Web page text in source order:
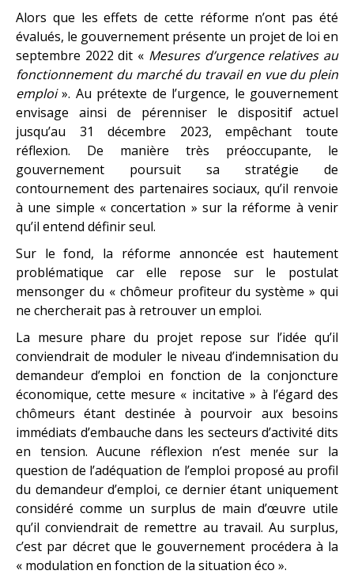
Alors que les effets de cette réforme n’ont pas été
évalués, le gouvernement présente un projet de loi en
septembre 2022 dit « Mesures d’urgence relatives au
fonctionnement du marché du travail en vue du plein
emploi». Au prétexte de l’urgence, le gouvernement
envisage ainsi de pérenniser le dispositif actuel
jusqu’au 31 décembre 2023, empêchant toute
réflexion. De manière très préoccupante, le
gouvernement poursuit sa stratégie de
contournement des partenaires sociaux, qu’il renvoie
à une simple « concertation » sur la réforme à venir
qu’il entend définir seul.
Sur le fond, la réforme annoncée est hautement
problématique car elle repose sur le postulat
mensonger du « chômeur profiteur du système » qui
ne chercherait pas à retrouver un emploi.
La mesure phare du projet repose sur l’idée qu’il
conviendrait de moduler le niveau d’indemnisation du
demandeur d’emploi en fonction de la conjoncture
économique, cette mesure « incitative » à l’égard des
chômeurs étant destinée à pourvoir aux besoins
immédiats d’embauche dans les secteurs d’activité dits
en tension. Aucune réflexion n’est menée sur la
question de l’adéquation de l’emploi proposé au profil
du demandeur d’emploi, ce dernier étant uniquement
considéré comme un surplus de main d’œuvre utile
qu’il conviendrait de remettre au travail. Au surplus,
c’est par décret que le gouvernement procédera à la
« modulation en fonction de la situation éco ».